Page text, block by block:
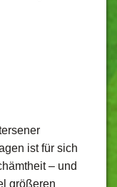
ist für sich
– und
größeren